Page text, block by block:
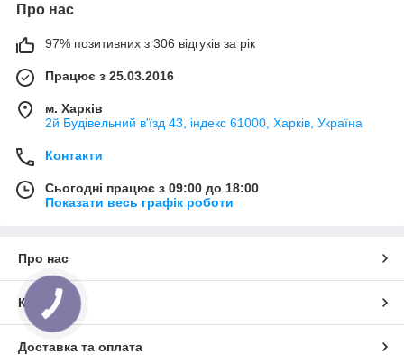
Про нас
97% позитивних з 306 відгуків за рік
Працює з 25.03.2016
м. Харків
2й Будівельний в'їзд 43, індекс 61000, Харків, Україна
Контакти
Сьогодні працює з 09:00 до 18:00
Показати весь графік роботи
Про нас
Контакти
Доставка та оплата
КНОПКА
ЗВ'ЯЗКУ